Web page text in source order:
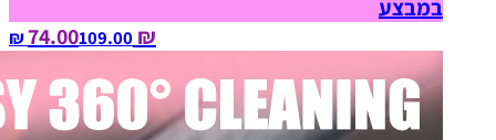
במבצע
₪ 74.00
109.00‏ ₪